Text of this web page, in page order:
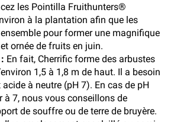
les Pointilla Fruithunters®
à la plantation afin que les
pour former une magnifique
ornée de fruits en juin.
En fait, Cherrific forme des arbustes
1,5 à 1,8 m de haut. Il a besoin
acide à neutre (pH 7). En cas de pH
à 7, nous vous conseillons de
de souffre ou de terre de bruyère.